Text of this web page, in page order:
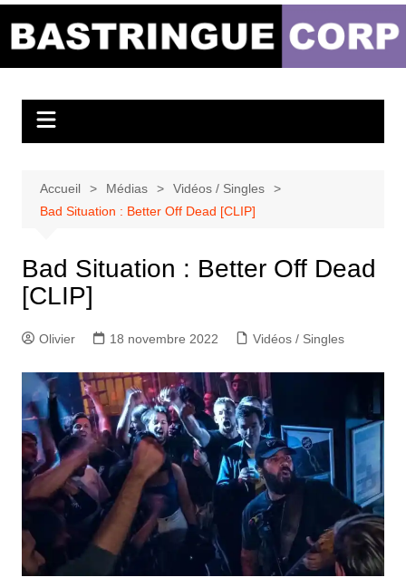
Bastringue Corp –
Musicales
Accueil Médias
Vidéos / Singles
Bad Situation : Better Off Dead [CLIP]
Bad Situation : Better Off Dead
[CLIP]
Olivier 18 novembre 2022 Vidéos / Singles